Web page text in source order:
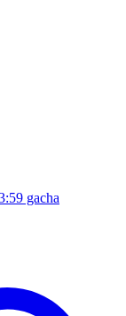
gacha